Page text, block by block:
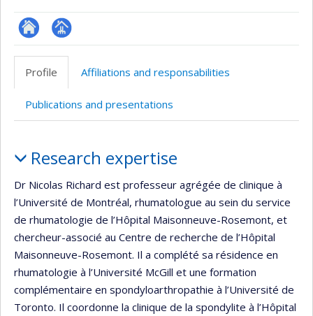
ResearchGate
Page
professionnelle
(faculté,département,école)
Profile Affiliations and responsabilities
Publications and presentations
Research expertise
Dr Nicolas Richard est professeur agrégée de clinique à
l’Université de Montréal, rhumatologue au sein du service
de rhumatologie de l’Hôpital Maisonneuve-Rosemont, et
chercheur-associé au Centre de recherche de l’Hôpital
Maisonneuve-Rosemont. Il a complété sa résidence en
rhumatologie à l’Université McGill et une formation
complémentaire en spondyloarthropathie à l’Université de
Toronto. Il coordonne la clinique de la spondylite à l’Hôpital